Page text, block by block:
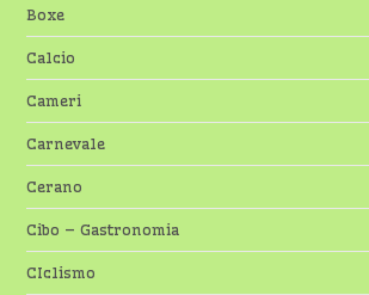
Boxe
Calcio
Cameri
Carnevale
Cerano
Cibo – Gastronomia
CIclismo